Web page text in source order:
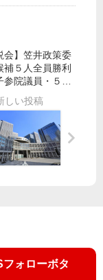
キ
ペ
ー
ン
約
議
「
止
」
に
会】笠井政策委
補５人全員勝利
院議員・５市
フォローボタ